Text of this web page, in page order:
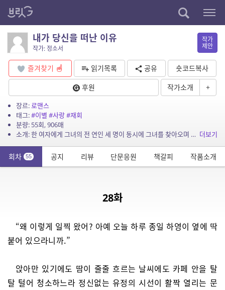
내가 당신을 떠난 이유
작가: 정소서
작가
제안
즐겨찾기 읽기목록 공유
숏코드복사
후원
작가소개 +
장르:로맨스
태그:#이별 #사랑#재회
분량: 55회, 906매
소개: 한 여자에게 그녀의 전 연인 세 명이 동시에 그녀를 찾아오며 벌어지는 이야기. 헤어지자는 말을 건네고 홀연히 떠나버린 그 사람을 만난다면 당신은 어떤 말을 건네겠습니까? 그 사람... 더보기
회차 55 공지 리뷰 단문응원 책갈피 작품소개
28화
“왜 이렇게 일찍 왔어? 아예 오늘 하루 종일 하영이 옆에 딱
붙어 있으라니까.”
앉아만 있기에도 땀이 줄줄 흐르는 날씨에도 카페 안을 탈
탈 털어 청소하느라 정신없는 유정의 시선이 활짝 열리는 문